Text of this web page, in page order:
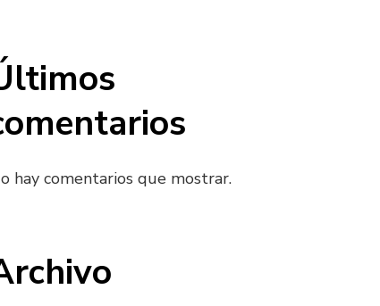
hay comentarios que mostrar.